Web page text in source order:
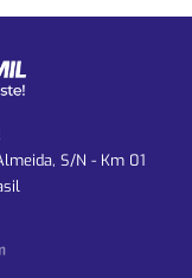
S/N - Km 01